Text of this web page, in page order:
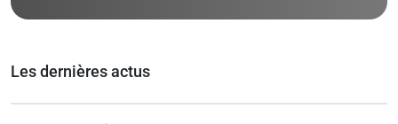
Les dernières actus